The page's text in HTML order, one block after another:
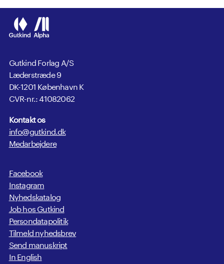
Gutkind Forlag A/S
Læderstræde 9
DK-1201 København K
CVR-nr.: 41082062
Kontakt os
info@gutkind.dk
Medarbejdere
Facebook
Instagram
Nyhedskatalog
Job hos Gutkind
Persondatapolitik
Tilmeld nyhedsbrev
Send manuskript
In English